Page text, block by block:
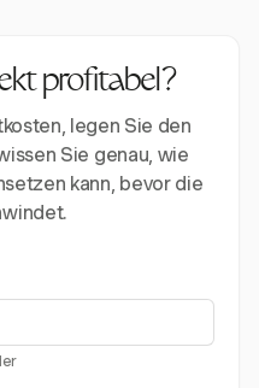
profitabel?
legen Sie den
Sie genau, wie
kann, bevor die